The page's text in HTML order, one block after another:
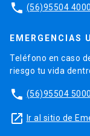
phone (56)95504 4000
EMERGENCIAS
Teléfono en caso
riesgo tu vida
phone (56)95504 5000
launch Ir al sitio de